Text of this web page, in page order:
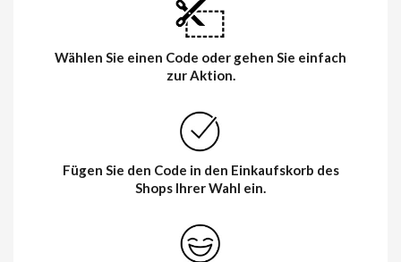
Wählen Sie einen Code oder gehen Sie einfach
zur Aktion.
Fügen Sie den Code in den Einkaufskorb des
Shops Ihrer Wahl ein.